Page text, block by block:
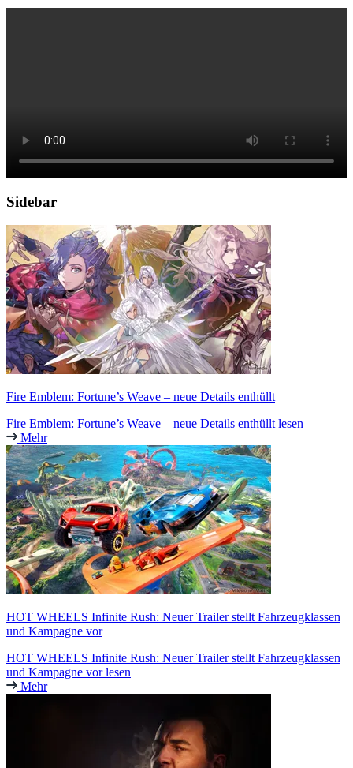
Sidebar
Fire Emblem: Fortune’s Weave – neue Details enthüllt
Fire Emblem: Fortune’s Weave – neue Details enthüllt lesen
Mehr
HOT WHEELS Infinite Rush: Neuer Trailer stellt Fahrzeugklassen
und Kampagne vor
HOT WHEELS Infinite Rush: Neuer Trailer stellt Fahrzeugklassen
und Kampagne vor lesen
Mehr